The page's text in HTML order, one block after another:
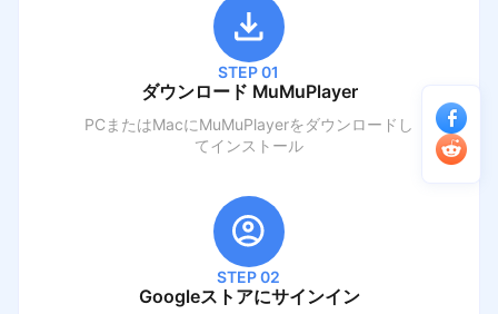
STEP 01
ダウンロード MuMuPlayer
PCまたはMacにMuMuPlayerをダウンロードし
てインストール
STEP 02
Googleストアにサインイン